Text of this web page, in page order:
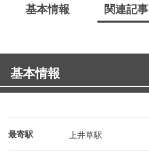
基本情報 関連記事
基本情報
最寄駅 上井草駅